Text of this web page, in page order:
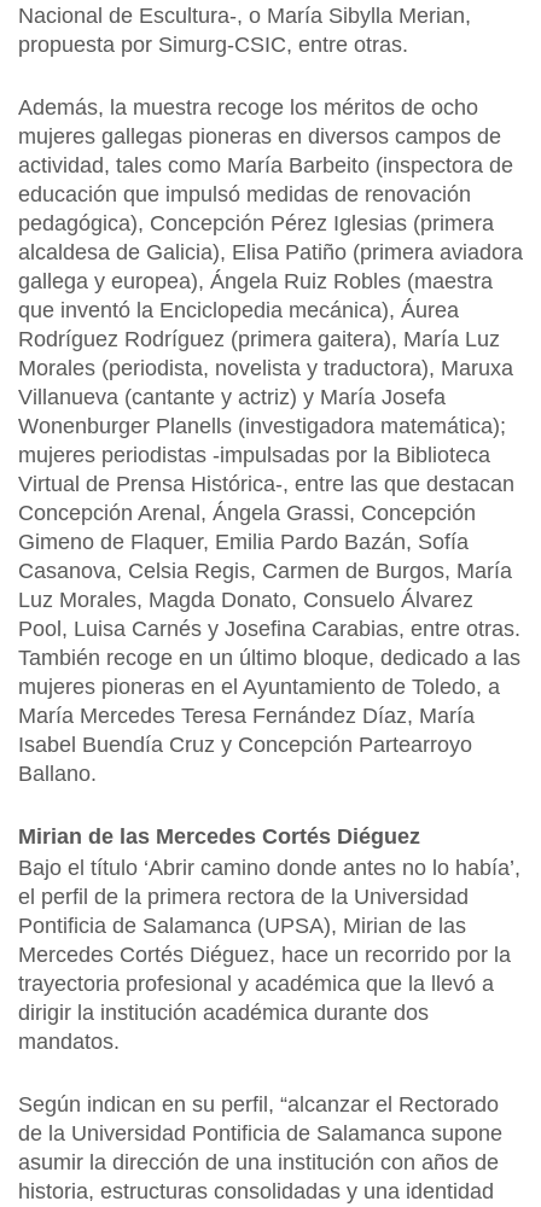
Nacional de Escultura-, o María Sibylla Merian,
propuesta por Simurg-CSIC, entre otras.
Además, la muestra recoge los méritos de ocho
mujeres gallegas pioneras en diversos campos de
actividad, tales como María Barbeito (inspectora de
educación que impulsó medidas de renovación
pedagógica), Concepción Pérez Iglesias (primera
alcaldesa de Galicia), Elisa Patiño (primera aviadora
gallega y europea), Ángela Ruiz Robles (maestra
que inventó la Enciclopedia mecánica), Áurea
Rodríguez Rodríguez (primera gaitera), María Luz
Morales (periodista, novelista y traductora), Maruxa
Villanueva (cantante y actriz) y María Josefa
Wonenburger Planells (investigadora matemática);
mujeres periodistas -impulsadas por la Biblioteca
Virtual de Prensa Histórica-, entre las que destacan
Concepción Arenal, Ángela Grassi, Concepción
Gimeno de Flaquer, Emilia Pardo Bazán, Sofía
Casanova, Celsia Regis, Carmen de Burgos, María
Luz Morales, Magda Donato, Consuelo Álvarez
Pool, Luisa Carnés y Josefina Carabias, entre otras.
También recoge en un último bloque, dedicado a las
mujeres pioneras en el Ayuntamiento de Toledo, a
María Mercedes Teresa Fernández Díaz, María
Isabel Buendía Cruz y Concepción Partearroyo
Ballano.
Mirian de las Mercedes Cortés Diéguez
Bajo el título ‘Abrir camino donde antes no lo había’,
el perfil de la primera rectora de la Universidad
Pontificia de Salamanca (UPSA), Mirian de las
Mercedes Cortés Diéguez, hace un recorrido por la
trayectoria profesional y académica que la llevó a
dirigir la institución académica durante dos
mandatos.
Según indican en su perfil, “alcanzar el Rectorado
de la Universidad Pontificia de Salamanca supone
asumir la dirección de una institución con años de
historia, estructuras consolidadas y una identidad